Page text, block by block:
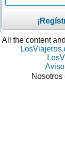
All the content
Aviso